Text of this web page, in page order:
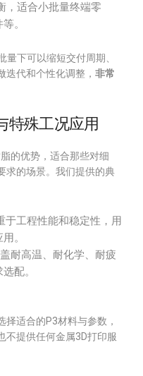
，适合小批量终端零
。
量下可以缩短交付周期、
代和个性化调整， 非常
特殊工况应用
的优势，适合那些对细
求的场景。我们提供的典
于工程性能和稳定性，用
。
盖耐高温、耐化学、耐疲
配。
适合的P3材料与参数，
不提供任何金属3D打印服